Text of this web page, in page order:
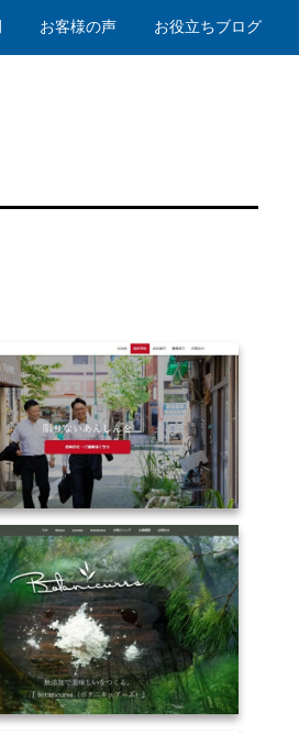
お客様の声 お役立ちブログ